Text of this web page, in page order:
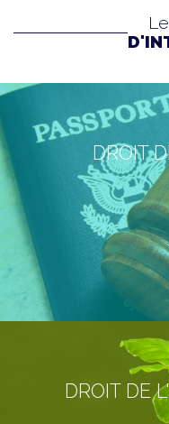
DROIT
DROIT DE